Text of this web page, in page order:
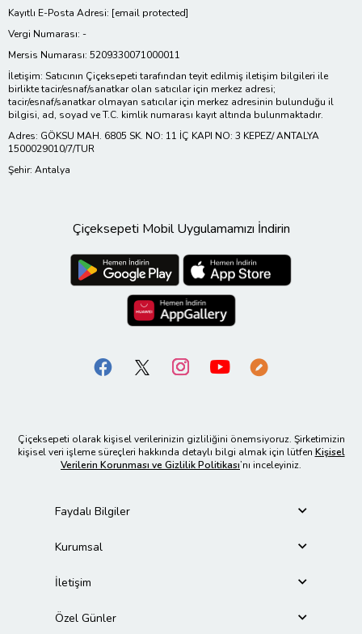
Kayıtlı E-Posta Adresi: [email protected]
Vergi Numarası: -
Mersis Numarası: 5209330071000011
İletişim: Satıcının Çiçeksepeti tarafından teyit edilmiş iletişim bilgileri ile
birlikte tacir/esnaf/sanatkar olan satıcılar için merkez adresi;
tacir/esnaf/sanatkar olmayan satıcılar için merkez adresinin bulunduğu il
bilgisi, ad, soyad ve T.C. kimlik numarası kayıt altında bulunmaktadır.
Adres: GÖKSU MAH. 6805 SK. NO: 11 İÇ KAPI NO: 3 KEPEZ/ ANTALYA
1500029010/7/TUR
Şehir: Antalya
Çiçeksepeti Mobil Uygulamamızı İndirin
Çiçeksepeti olarak kişisel verilerinizin gizliliğini önemsiyoruz. Şirketimizin
kişisel veri işleme süreçleri hakkında detaylı bilgi almak için lütfen Kişisel
Verilerin Korunması ve Gizlilik Politikası’nı inceleyiniz.
Faydalı Bilgiler
Kurumsal
İletişim
Özel Günler